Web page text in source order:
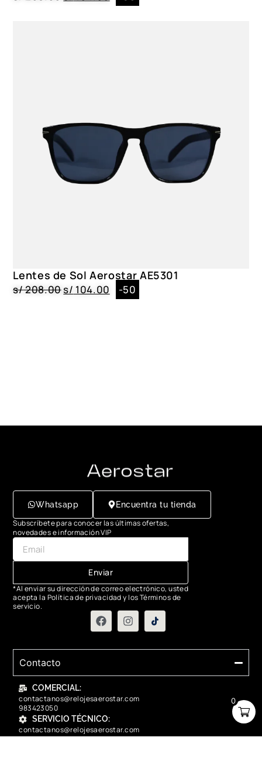
0
Lentes de Sol Aerostar AE5301
s/208.00s/ 104.00 -50
Whatsapp Encuentra tu tienda
Subscríbete para conocer las últimas ofertas,
novedades e información VIP
Enviar
*Al enviar su dirección de correo electrónico, usted
acepta la Política de privacidad y los Términos de
servicio.
Contacto
COMERCIAL:
contactanos@relojesaerostar.com
983423050
SERVICIO TÉCNICO:
contactanos@relojesaerostar.com
983423050